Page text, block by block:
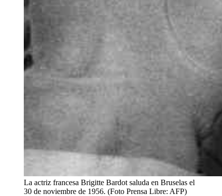
La actriz francesa Brigitte Bardot saluda en Bruselas el
30 de noviembre de 1956. (Foto Prensa Libre: AFP)